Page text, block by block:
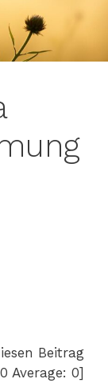
Beitrag
0 Average: 0]